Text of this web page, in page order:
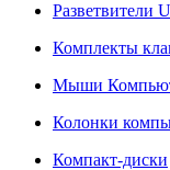
Разветвители
Комплекты
Мыши
Колонки
Компакт-диски